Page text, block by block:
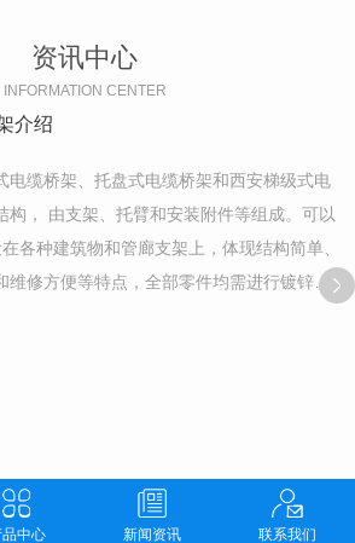
资讯中心
INFORMATION CENTER
介绍
电缆桥架、托盘式电缆桥架和西安梯级式电
构， 由支架、托臂和安装附件等组成。可以
各种建筑物和管廊支架上，体现结构简单、
维修方便等特点，全部零件均需进行镀锌处
桥架材质必...
品中心 新闻资讯 联系我们